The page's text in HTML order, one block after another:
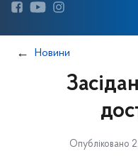
Новини
Опубліковано